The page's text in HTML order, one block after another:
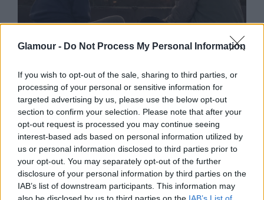
Glamour - Do Not Process My Personal Information
If you wish to opt-out of the sale, sharing to third parties, or
processing of your personal or sensitive information for
targeted advertising by us, please use the below opt-out
section to confirm your selection. Please note that after your
opt-out request is processed you may continue seeing
interest-based ads based on personal information utilized by
us or personal information disclosed to third parties prior to
your opt-out. You may separately opt-out of the further
disclosure of your personal information by third parties on the
IAB’s list of downstream participants. This information may
also be disclosed by us to third parties on the IAB’s List of
Ha csak egy dolgot szeretnénk idén
jobban csinálni a
párkapcsolatunkban, ez legyen az a
szakértő szerint